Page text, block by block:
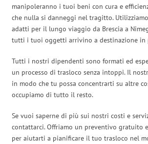
manipoleranno i tuoi beni con cura e
che nulla si danneggi nel tragitto.
adatti per il lungo viaggio da Brescia a
tutti i tuoi oggetti arrivino a destinazione in
Tutti i nostri dipendenti sono formati ed
un processo di trasloco senza intoppi. Il
in modo che tu possa concentrarti su altre
occupiamo di tutto il resto.
Se vuoi saperne di più sui nostri costi e
contattarci. Offriamo un preventivo gratuito
per aiutarti a pianificare il tuo trasloco nel